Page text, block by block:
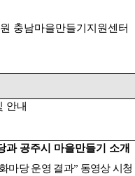
충남마을만들기지원센터
안내
과 공주시 마을만들기 소개
마당 운영 결과” 동영상 시청